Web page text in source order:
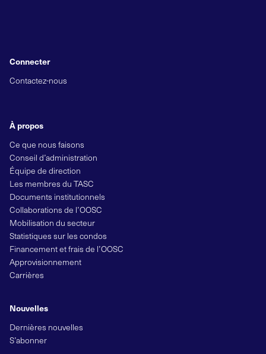
À propos
Ce que nous faisons
Conseil d’administration
Équipe de direction
Les membres du TASC
Documents institutionnels
Collaborations de l’OOSC
Mobilisation du secteur
Statistiques sur les condos
Financement et frais de l’OOSC
Approvisionnement
Carrières
Nouvelles
Dernières nouvelles
S’abonner
Connecter
Contactez-nous